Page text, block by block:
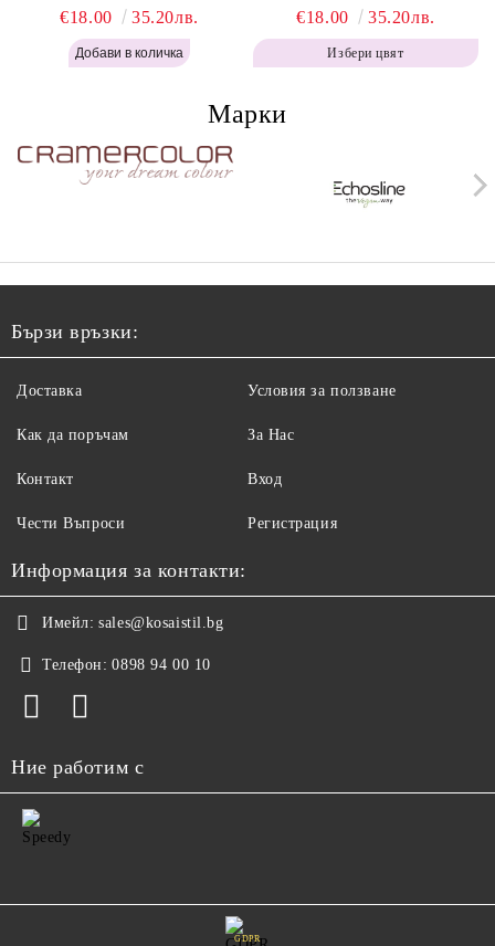
корени Топло Кафяво -
Labor Pro Instant Retouch
Powder - Warm Brown H643
€18.00 35.20лв.
корени Кафяво - Labor Pro
Instant Retouch Powder -
Brown H642
€18.00 35.20лв.
Избери цвят
Марки
Бързи връзки:
Доставка
Как да поръчам
Контакт
Чести Въпроси
Условия за ползване
За Нас
Вход
Регистрация
Информация за контакти:
Имейл: sales@kosaistil.bg
Телефон: 0898 94 00 10
Ние работим с
GDPR